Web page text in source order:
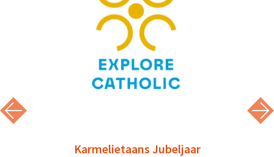
Karmelietaans Jubeljaar